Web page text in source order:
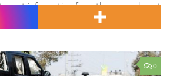
want information from them, we do not
because we know…
0